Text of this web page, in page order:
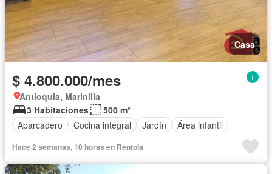
Casa
$ 4.800.000/mes
Antioquia, Marinilla
3 Habitaciones
500 m²
Aparcadero
Cocina integral Jardín Área infantil
Hace 2 semanas, 10 horas en Rentola